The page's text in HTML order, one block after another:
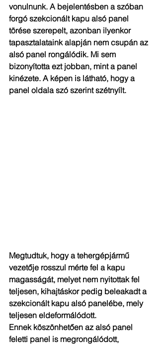
vonulnunk. A bejelentésben a szóban
forgó szekcionált kapu alsó panel
törése szerepelt, azonban ilyenkor
tapasztalataink alapján nem csupán az
alsó panel rongálódik. Mi sem
bizonyította ezt jobban, mint a panel
kinézete. A képen is látható, hogy a
panel oldala szó szerint szétnyílt.
Megtudtuk, hogy a tehergépjármű
vezetője rosszul mérte fel a kapu
magasságát, melyet nem nyitottak fel
teljesen, kihajtáskor pedig beleakadt a
szekcionált kapu alsó panelébe, mely
teljesen eldeformálódott.
Ennek köszönhetően az alsó panel
feletti panel is megrongálódott,